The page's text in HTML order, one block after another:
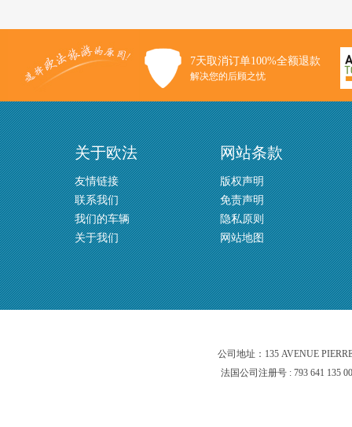
7天取消订单100%全额退款
解决您的后顾之忧
关于欧法
友情链接
联系我们
我们的车辆
关于我们
网站条款
版权声明
免责声明
隐私原则
网站地图
公司地址：135 AVENUE
法国公司注册号 : 793 641 135